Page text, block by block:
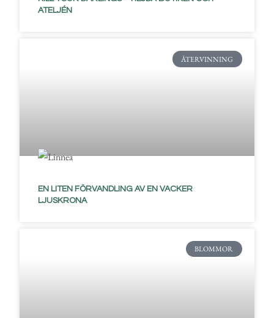
ATELJÉN
ÅTERVINNING
EN LITEN FÖRVANDLING AV EN VACKER
LJUSKRONA
BLOMMOR